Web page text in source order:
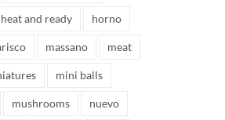
heat and ready horno
massano meat
mini balls
mushrooms nuevo